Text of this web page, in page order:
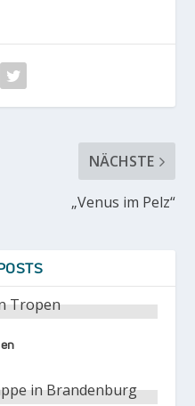
NÄCHSTE
„Venus im Pelz“